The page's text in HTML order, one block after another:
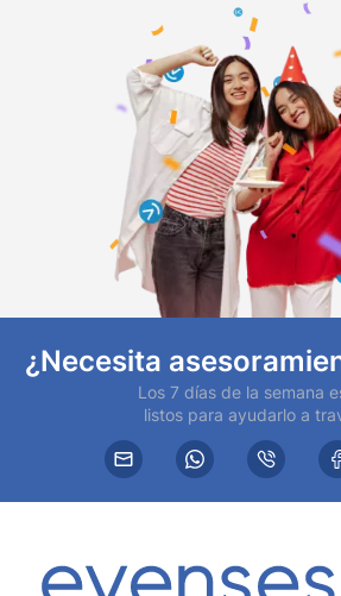
¿Necesita
Los 7 días de la semana
listos para ayudarlo a